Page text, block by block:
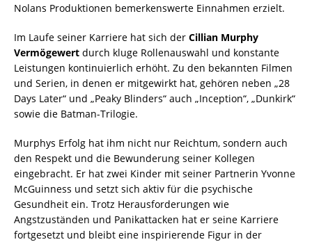
Nolans Produktionen bemerkenswerte Einnahmen erzielt.
Im Laufe seiner Karriere hat sich der Cillian Murphy
Vermögewert durch kluge Rollenauswahl und konstante
Leistungen kontinuierlich erhöht. Zu den bekannten Filmen
und Serien, in denen er mitgewirkt hat, gehören neben „28
Days Later“ und „Peaky Blinders“ auch „Inception“, „Dunkirk“
sowie die Batman-Trilogie.
Murphys Erfolg hat ihm nicht nur Reichtum, sondern auch
den Respekt und die Bewunderung seiner Kollegen
eingebracht. Er hat zwei Kinder mit seiner Partnerin Yvonne
McGuinness und setzt sich aktiv für die psychische
Gesundheit ein. Trotz Herausforderungen wie
Angstzuständen und Panikattacken hat er seine Karriere
fortgesetzt und bleibt eine inspirierende Figur in der